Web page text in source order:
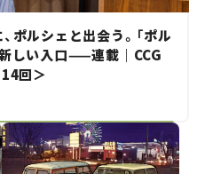
ポルシェと出会う。「ポル
しい入口——連載｜CCG
回＞